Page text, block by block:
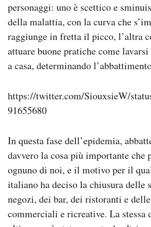
personaggi: uno è scettico e
della malattia, con la curva che
raggiunge in fretta il picco, l’altra
attuare buone pratiche come
a casa, determinando
https://twitter.com/SiouxsieW/
91655680
In questa fase dell’epidemia,
davvero la cosa più importante che
ognuno di noi, e il motivo per il
italiano ha deciso la chiusura delle
negozi, dei bar, dei ristoranti e
commerciali e ricreative. La stessa